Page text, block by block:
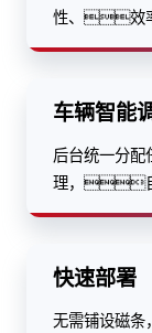
性、效
车辆智能
后台统一分
理，
快速部署
无需铺设磁